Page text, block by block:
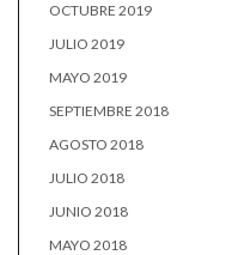
OCTUBRE 2019
JULIO 2019
MAYO 2019
SEPTIEMBRE 2018
AGOSTO 2018
JULIO 2018
JUNIO 2018
MAYO 2018